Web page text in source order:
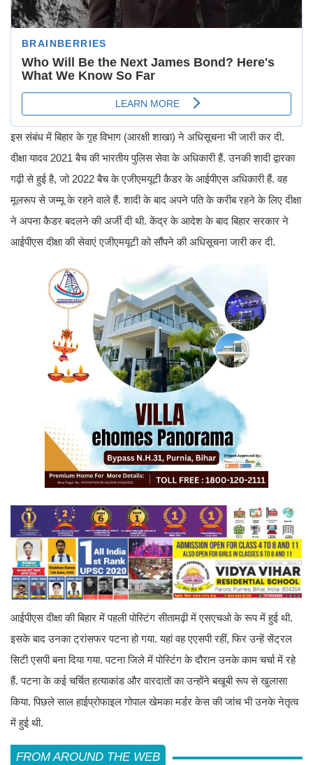
इस संबंध में बिहार के गृह विभाग (आरक्षी शाखा) ने अधिसूचना भी जारी कर दी.
दीक्षा यादव 2021 बैच की भारतीय पुलिस सेवा के अधिकारी हैं. उनकी शादी द्वारका
गढ़ी से हुई है, जो 2022 बैच के एजीएमयूटी कैडर के आईपीएस अधिकारी हैं. वह
मूलरूप से जम्मू के रहने वाले हैं. शादी के बाद अपने पति के करीब रहने के लिए दीक्षा
ने अपना कैडर बदलने की अर्जी दी थी. केंद्र के आदेश के बाद बिहार सरकार ने
आईपीएस दीक्षा की सेवाएं एजीएमयूटी को सौंपने की अधिसूचना जारी कर दी.
आईपीएस दीक्षा की बिहार में पहली पोस्टिंग सीतामढ़ी में एसएचओ के रूप में हुई थी.
इसके बाद उनका ट्रांसफर पटना हो गया. यहां वह एएसपी रहीं, फिर उन्हें सेंट्रल
सिटी एसपी बना दिया गया. पटना जिले में पोस्टिंग के दौरान उनके काम चर्चा में रहे
हैं. पटना के कई चर्चित हत्याकांड और वारदातों का उन्होंने बखूबी रूप से खुलासा
किया. पिछले साल हाईप्रोफाइल गोपाल खेमका मर्डर केस की जांच भी उनके नेतृत्व
में हुई थी.
FROM AROUND THE WEB